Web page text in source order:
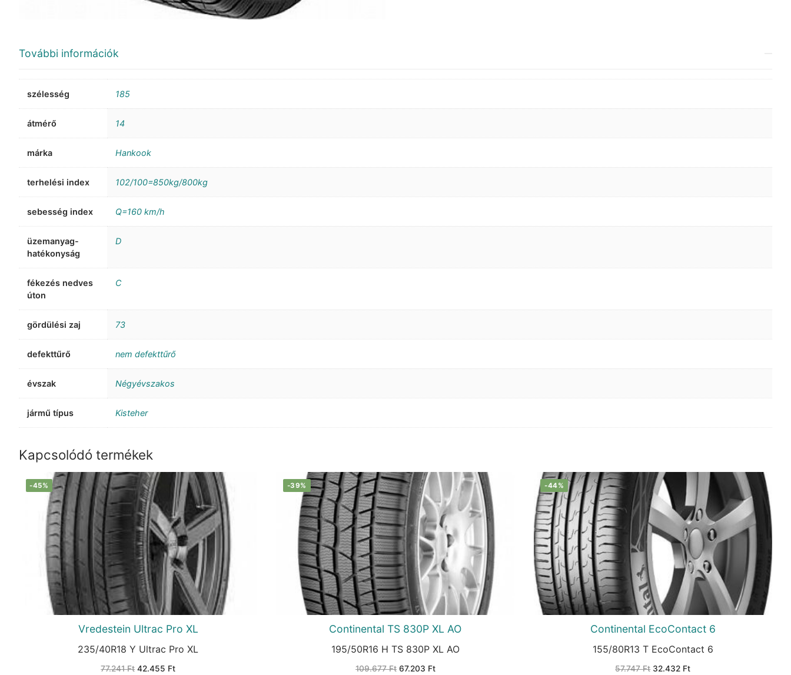
További információk
szélesség 185
átmérő 14
márka Hankook
terhelési index 102/100=850kg/800kg
sebesség index Q=160 km/h
üzemanyag-
hatékonyság
D
fékezés nedves
úton
C
gördülési zaj 73
defekttűrő nem defekttűrő
évszak Négyévszakos
jármű típus Kisteher
Kapcsolódó termékek
-45%
Vredestein Ultrac Pro XL
235/40R18 Y Ultrac Pro XL
77.241Ft Original
42.455 FtCurrent
-39%
Continental TS 830P XL AO
195/50R16 H TS 830P XL AO
109.677Ft Original
67.203 FtCurrent
-44%
Continental EcoContact 6
155/80R13 T EcoContact 6
57.747Ft Original
32.432 FtCurrent